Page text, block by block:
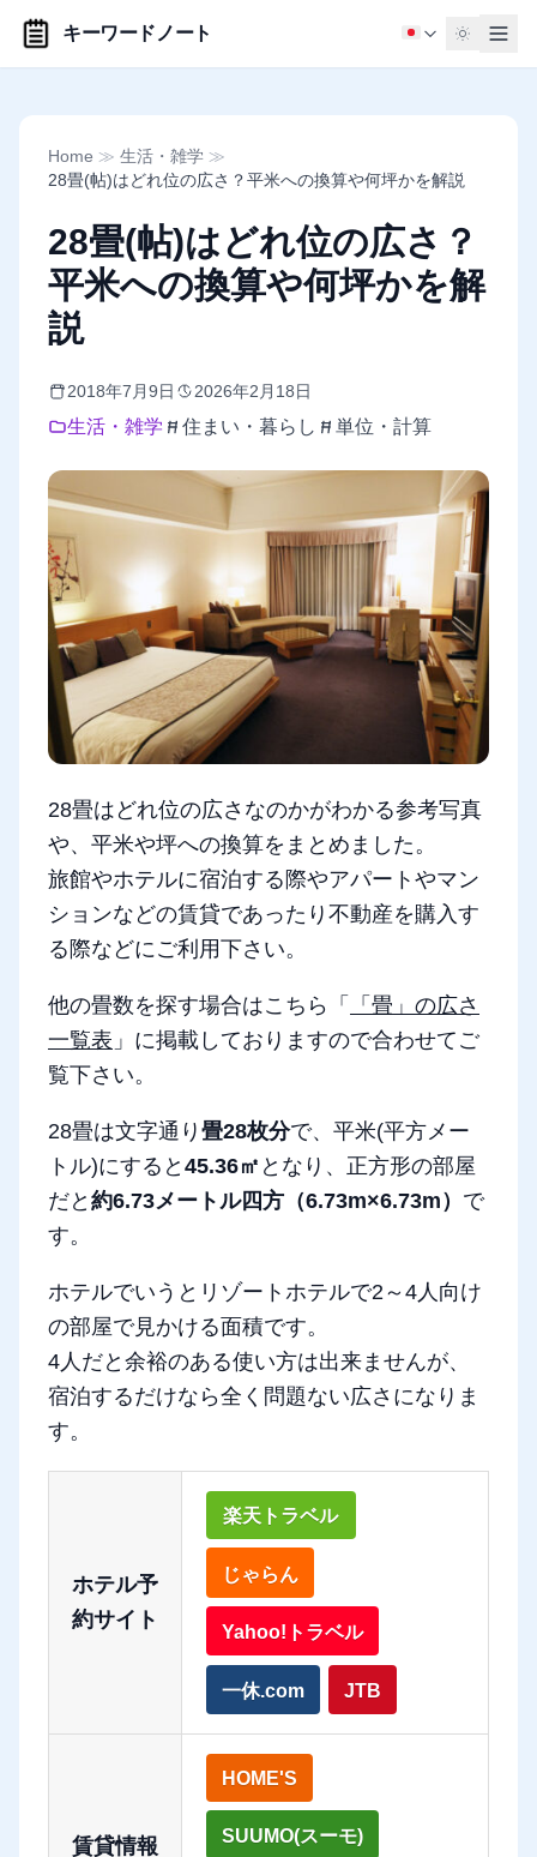
キーワードノート
Home ≫ 生活・雑学 ≫
28畳(帖)はどれ位の広さ？平米への換算や何坪かを解説
28畳(帖)はどれ位の広さ？
平米への換算や何坪かを解
説
2018年7月9日 2026年2月18日
生活・雑学 住まい・暮らし 単位・計算
28畳はどれ位の広さなのかがわかる参考写真
や、平米や坪への換算をまとめました。
旅館やホテルに宿泊する際やアパートやマン
ションなどの賃貸であったり不動産を購入す
る際などにご利用下さい。
他の畳数を探す場合はこちら「
「畳」の広さ
一覧表 」に掲載しておりますので合わせてご
覧下さい。
28畳は文字通り 畳28枚分で、平米(平方メー
トル)にすると 45.36㎡ となり、正方形の部屋
だと 約6.73メートル四方（6.73m×6.73m） で
す。
ホテルでいうとリゾートホテルで2～4人向け
の部屋で見かける面積です。
4人だと余裕のある使い方は出来ませんが、
宿泊するだけなら全く問題ない広さになりま
す。
ホテル予
約サイト
楽天トラベル
じゃらん
Yahoo!トラベル
一休.com JTB
賃貸情報
HOME'S
SUUMO(スーモ)